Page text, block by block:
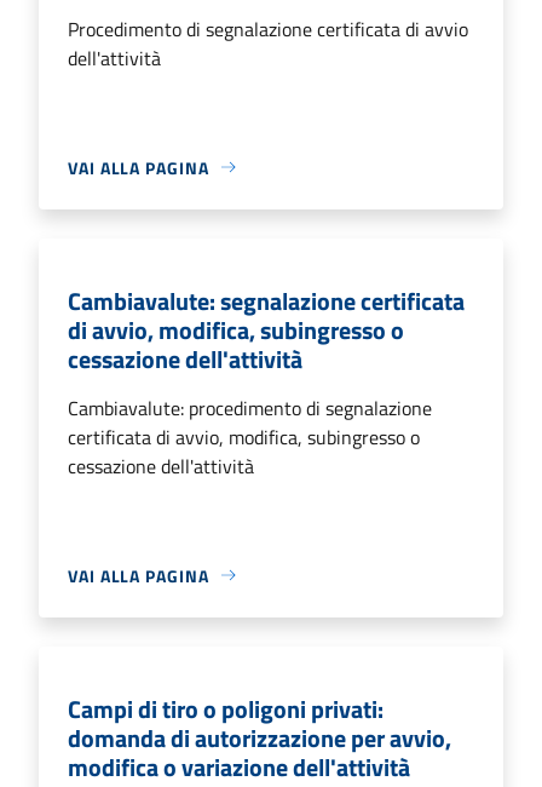
Procedimento di segnalazione certificata di avvio
dell'attività
VAI ALLA PAGINA
Cambiavalute: segnalazione certificata
di avvio, modifica, subingresso o
cessazione dell'attività
Cambiavalute: procedimento di segnalazione
certificata di avvio, modifica, subingresso o
cessazione dell'attività
VAI ALLA PAGINA
Campi di tiro o poligoni privati:
domanda di autorizzazione per avvio,
modifica o variazione dell'attività